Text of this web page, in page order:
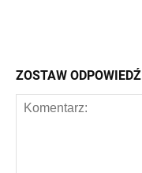
ZOSTAW ODPOWIEDŹ